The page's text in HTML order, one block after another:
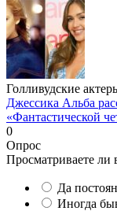
Голливудские
Джессика Альба
«Фантастической
0
Опрос
Просматриваете ли
Да
Иногда